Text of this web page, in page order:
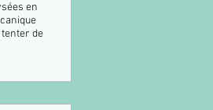
en
de